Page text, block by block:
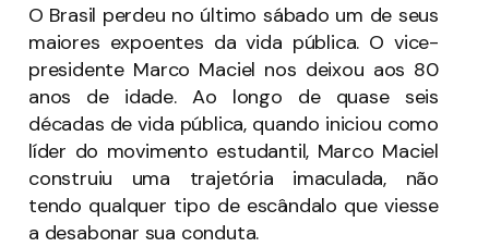
O Brasil perdeu no último sábado um de seus
maiores expoentes da vida pública. O vice-
presidente Marco Maciel nos deixou aos 80
anos de idade. Ao longo de quase seis
décadas de vida pública, quando iniciou como
líder do movimento estudantil, Marco Maciel
construiu uma trajetória imaculada, não
tendo qualquer tipo de escândalo que viesse
a desabonar sua conduta.